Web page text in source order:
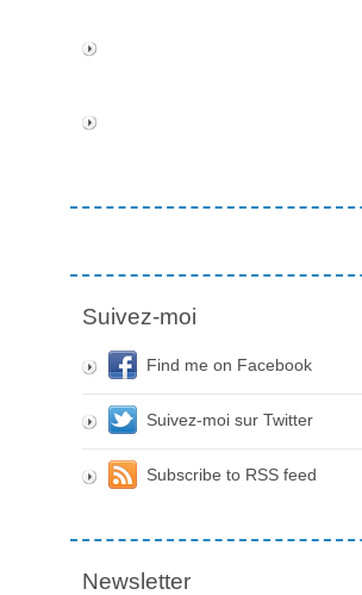
Suivez-moi
Find me on Facebook
Suivez-moi sur Twitter
Subscribe to RSS feed
Newsletter